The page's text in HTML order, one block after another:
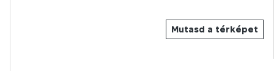
Mutasd a térképet